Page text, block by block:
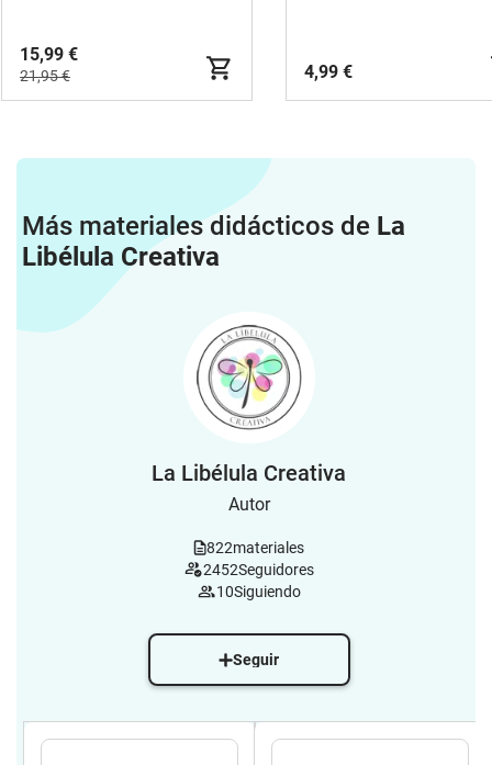
15,99 €
21,95 € 4,99 €
Más materiales didácticos de La
Libélula Creativa
La Libélula Creativa
Autor
822materiales
2452Seguidores
10Siguiendo
Seguir